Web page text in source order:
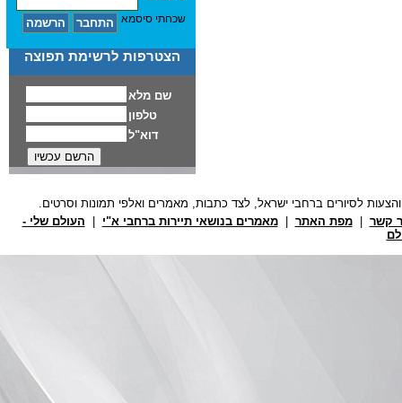
שכחתי סיסמא
הצטרפות לרשימת תפוצה
קשר |מפת האתר |מאמרים בנושאי תיירות ברחבי א"י
העולם שלי -